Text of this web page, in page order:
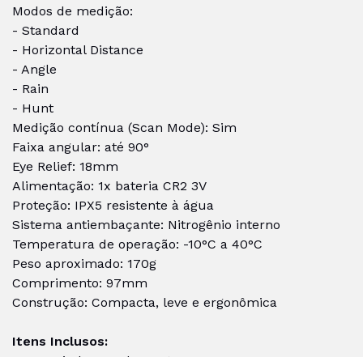
Modos de medição:
- Standard
- Horizontal Distance
- Angle
- Rain
- Hunt
Medição contínua (Scan Mode): Sim
Faixa angular: até 90°
Eye Relief: 18mm
Alimentação: 1x bateria CR2 3V
Proteção: IPX5 resistente à água
Sistema antiembaçante: Nitrogênio interno
Temperatura de operação: -10°C a 40°C
Peso aproximado: 170g
Comprimento: 97mm
Construção: Compacta, leve e ergonômica
Itens Inclusos: